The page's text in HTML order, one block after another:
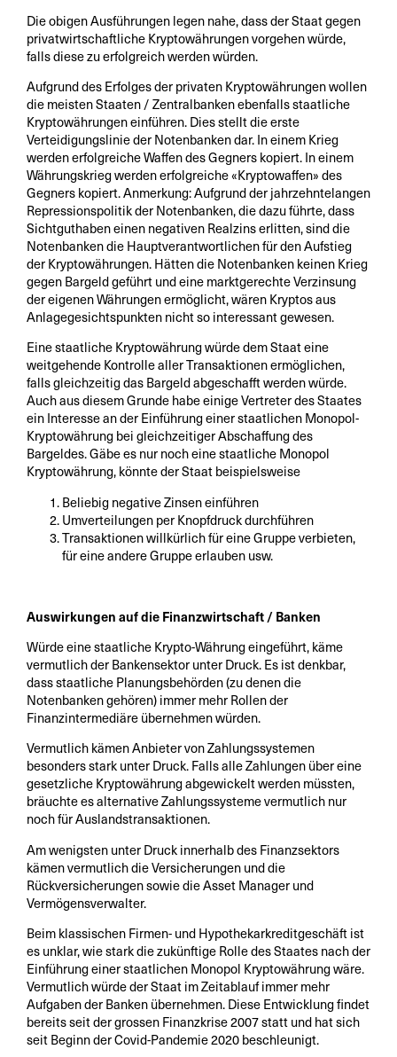
Die obigen Ausführungen legen nahe, dass der Staat gegen
privatwirtschaftliche Kryptowährungen vorgehen würde,
falls diese zu erfolgreich werden würden.
Aufgrund des Erfolges der privaten Kryptowährungen wollen
die meisten Staaten / Zentralbanken ebenfalls staatliche
Kryptowährungen einführen. Dies stellt die erste
Verteidigungslinie der Notenbanken dar. In einem Krieg
werden erfolgreiche Waffen des Gegners kopiert. In einem
Währungskrieg werden erfolgreiche «Kryptowaffen» des
Gegners kopiert. Anmerkung: Aufgrund der jahrzehntelangen
Repressionspolitik der Notenbanken, die dazu führte, dass
Sichtguthaben einen negativen Realzins erlitten, sind die
Notenbanken die Hauptverantwortlichen für den Aufstieg
der Kryptowährungen. Hätten die Notenbanken keinen Krieg
gegen Bargeld geführt und eine marktgerechte Verzinsung
der eigenen Währungen ermöglicht, wären Kryptos aus
Anlagegesichtspunkten nicht so interessant gewesen.
Eine staatliche Kryptowährung würde dem Staat eine
weitgehende Kontrolle aller Transaktionen ermöglichen,
falls gleichzeitig das Bargeld abgeschafft werden würde.
Auch aus diesem Grunde habe einige Vertreter des Staates
ein Interesse an der Einführung einer staatlichen Monopol-
Kryptowährung bei gleichzeitiger Abschaffung des
Bargeldes. Gäbe es nur noch eine staatliche Monopol
Kryptowährung, könnte der Staat beispielsweise
Beliebig negative Zinsen einführen
Umverteilungen per Knopfdruck durchführen
Transaktionen willkürlich für eine Gruppe verbieten,
für eine andere Gruppe erlauben usw.
Auswirkungen auf die Finanzwirtschaft / Banken
Würde eine staatliche Krypto-Währung eingeführt, käme
vermutlich der Bankensektor unter Druck. Es ist denkbar,
dass staatliche Planungsbehörden (zu denen die
Notenbanken gehören) immer mehr Rollen der
Finanzintermediäre übernehmen würden.
Vermutlich kämen Anbieter von Zahlungssystemen
besonders stark unter Druck. Falls alle Zahlungen über eine
gesetzliche Kryptowährung abgewickelt werden müssten,
bräuchte es alternative Zahlungssysteme vermutlich nur
noch für Auslandstransaktionen.
Am wenigsten unter Druck innerhalb des Finanzsektors
kämen vermutlich die Versicherungen und die
Rückversicherungen sowie die Asset Manager und
Vermögensverwalter.
Beim klassischen Firmen- und Hypothekarkreditgeschäft ist
es unklar, wie stark die zukünftige Rolle des Staates nach der
Einführung einer staatlichen Monopol Kryptowährung wäre.
Vermutlich würde der Staat im Zeitablauf immer mehr
Aufgaben der Banken übernehmen. Diese Entwicklung findet
bereits seit der grossen Finanzkrise 2007 statt und hat sich
seit Beginn der Covid-Pandemie 2020 beschleunigt.